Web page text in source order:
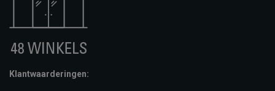
Klantwaarderingen: